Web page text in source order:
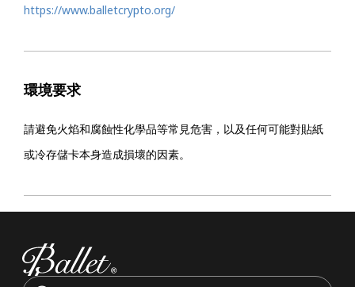
https://www.balletcrypto.org/
環境要求
請避免火焰和腐蝕性化學品等常見危害，以及任何可能對貼紙
或冷存儲卡本身造成損壞的因素。